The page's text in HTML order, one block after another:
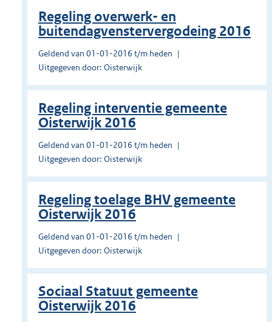
Regeling overwerk- en
buitendagvenstervergodeing 2016
Geldend van 01-01-2016 t/m heden
Uitgegeven door: Oisterwijk
Regeling interventie gemeente
Oisterwijk 2016
Geldend van 01-01-2016 t/m heden
Uitgegeven door: Oisterwijk
Regeling toelage BHV gemeente
Oisterwijk 2016
Geldend van 01-01-2016 t/m heden
Uitgegeven door: Oisterwijk
Sociaal Statuut gemeente
Oisterwijk 2016